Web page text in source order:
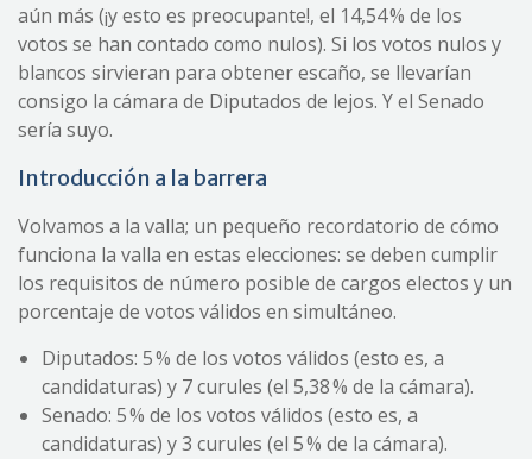
aún más (¡y esto es preocupante!, el 14,54 % de los
votos se han contado como nulos). Si los votos nulos y
blancos sirvieran para obtener escaño, se llevarían
consigo la cámara de Diputados de lejos. Y el Senado
sería suyo.
Introducción a la barrera
Volvamos a la valla; un pequeño recordatorio de cómo
funciona la valla en estas elecciones: se deben cumplir
los requisitos de número posible de cargos electos y un
porcentaje de votos válidos en simultáneo.
Diputados: 5 % de los votos válidos (esto es, a
candidaturas) y 7 curules (el 5,38 % de la cámara).
Senado: 5 % de los votos válidos (esto es, a
candidaturas) y 3 curules (el 5 % de la cámara).